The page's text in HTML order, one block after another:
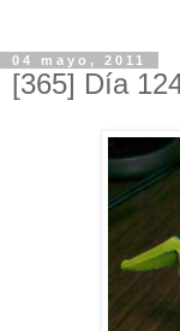
04 mayo, 2011
[365] Día